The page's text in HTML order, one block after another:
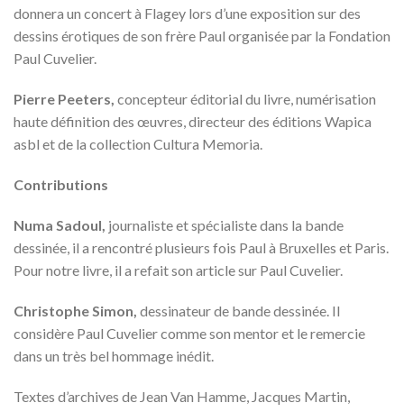
donnera un concert à Flagey lors d’une exposition sur des
dessins érotiques de son frère Paul organisée par la Fondation
Paul Cuvelier.
Pierre Peeters, concepteur éditorial du livre, numérisation
haute définition des œuvres, directeur des éditions Wapica
asbl et de la collection Cultura Memoria.
Contributions
Numa Sadoul, journaliste et spécialiste dans la bande
dessinée, il a rencontré plusieurs fois Paul à Bruxelles et Paris.
Pour notre livre, il a refait son article sur Paul Cuvelier.
Christophe Simon, dessinateur de bande dessinée. Il
considère Paul Cuvelier comme son mentor et le remercie
dans un très bel hommage inédit.
Textes d’archives de Jean Van Hamme, Jacques Martin,